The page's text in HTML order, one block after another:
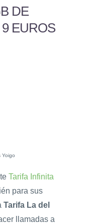
DE
EUROS
Tarifa Infinita
para sus
Tarifa La del
llamadas a